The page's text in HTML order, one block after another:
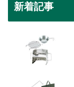
新着記事